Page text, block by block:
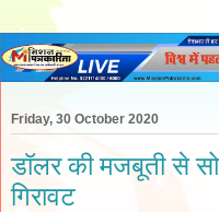
Friday, 30 October 2020
डॉलर की मजबूती से
गिरावट